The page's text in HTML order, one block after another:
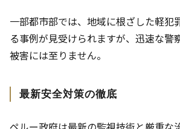
一部都市部では、地域に根ざした軽犯
る事例が見受けられますが、迅速な警
被害には至りません。
最新安全対策の徹底